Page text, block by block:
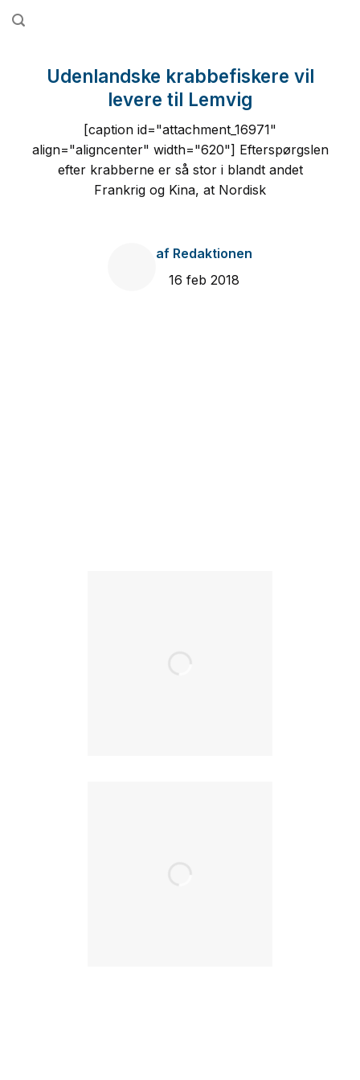
Fortsæt
Udenlandske krabbefiskere vil
levere til Lemvig
[caption id="attachment_16971"
align="aligncenter" width="620"] Efterspørgslen
efter krabberne er så stor i blandt andet
Frankrig og Kina, at Nordisk
af Redaktionen
16 feb 2018